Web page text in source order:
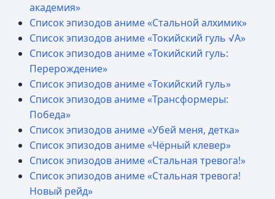
академия»
Список эпизодов аниме «Стальной алхимик»
Список эпизодов аниме «Токийский гуль √A»
Список эпизодов аниме «Токийский гуль:
Перерождение»
Список эпизодов аниме «Токийский гуль»
Список эпизодов аниме «Трансформеры:
Победа»
Список эпизодов аниме «Убей меня, детка»
Список эпизодов аниме «Чёрный клевер»
Список эпизодов аниме «Стальная тревога!»
Список эпизодов аниме «Стальная тревога!
Новый рейд»